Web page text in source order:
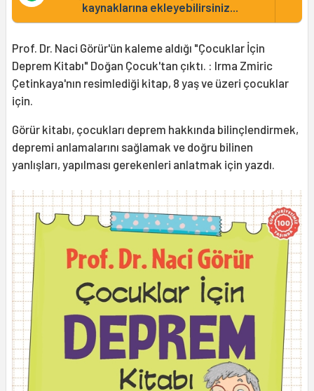
kaynaklarına ekleyebilirsiniz...
Prof. Dr. Naci Görür'ün kaleme aldığı "Çocuklar İçin
Deprem Kitabı" Doğan Çocuk'tan çıktı. : Irma Zmiric
Çetinkaya'nın resimlediği kitap, 8 yaş ve üzeri çocuklar
için.
Görür kitabı, çocukları deprem hakkında bilinçlendirmek,
depremi anlamalarını sağlamak ve doğru bilinen
yanlışları, yapılması gerekenleri anlatmak için yazdı.